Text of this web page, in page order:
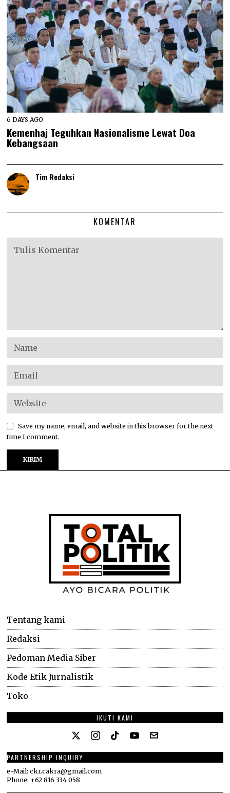
6 DAYS AGO
Kemenhaj Teguhkan Nasionalisme Lewat Doa
Kebangsaan
Tim Redaksi
KOMENTAR
Save my name, email, and website in this browser for the next
time I comment.
Tentang kami
Redaksi
Pedoman Media Siber
Kode Etik Jurnalistik
Toko
IKUTI KAMI
PARTNERSHIP INQUIRY
e-Mail: ckr.cakra@gmail.com
Phone: +62 816 334 058